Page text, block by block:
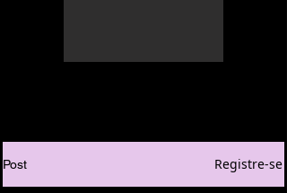
Post Registre-se